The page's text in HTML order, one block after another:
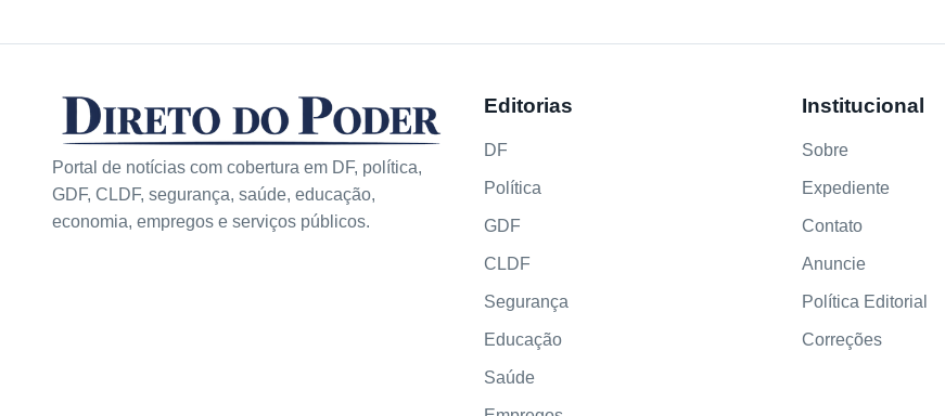
Portal de notícias com cobertura em DF, política,
GDF, CLDF, segurança, saúde, educação,
economia, empregos e serviços públicos.
Editorias
DF
Política
GDF
CLDF
Segurança
Educação
Saúde
Institucional
Sobre
Expediente
Contato
Anuncie
Política Editorial
Correções